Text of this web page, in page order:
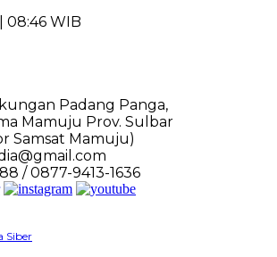
08:46 WIB
Padang Panga,
Mamuju Prov. Sulbar
Samsat Mamuju)
/ 0877-9413-1636
Siber